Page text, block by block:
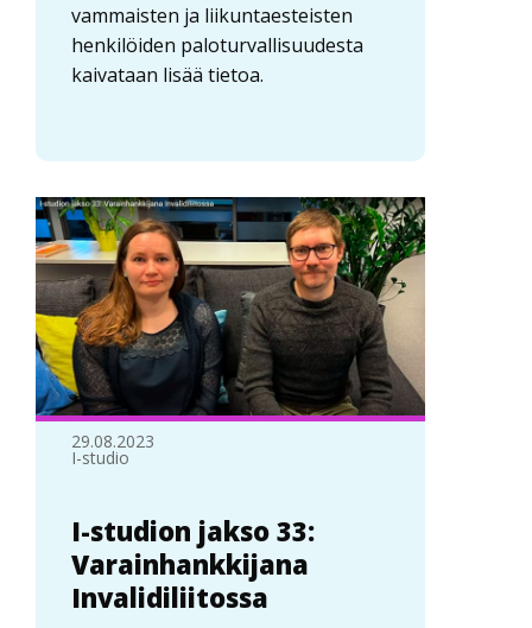
vammaisten ja liikuntaesteisten
henkilöiden paloturvallisuudesta
kaivataan lisää tietoa.
29.08.2023
I-studio
I-studion jakso 33:
Varainhankkijana
Invalidiliitossa